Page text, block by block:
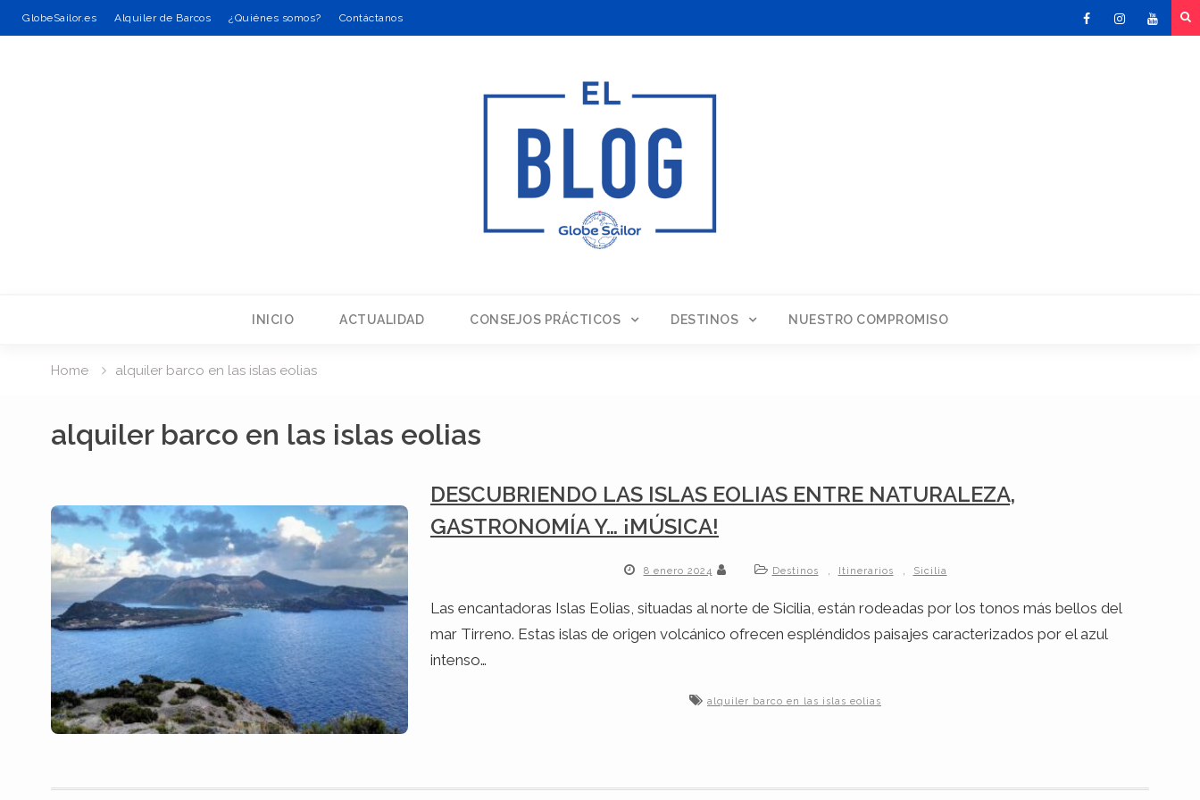
GlobeSailor.es Alquiler de Barcos ¿Quiénes somos? Contáctanos
INICIO ACTUALIDAD CONSEJOS PRÁCTICOS DESTINOS NUESTRO COMPROMISO
Home alquiler barco en las islas eolias
alquiler barco en las islas eolias
DESCUBRIENDO LAS ISLAS EOLIAS ENTRE NATURALEZA,
GASTRONOMÍA Y… ¡MÚSICA!
8 enero 2024 Destinos Itinerarios Sicilia
Las encantadoras Islas Eolias, situadas al norte de Sicilia, están rodeadas por los tonos más bellos del
mar Tirreno. Estas islas de origen volcánico ofrecen espléndidos paisajes caracterizados por el azul
intenso…
alquiler barco en las islas eolias